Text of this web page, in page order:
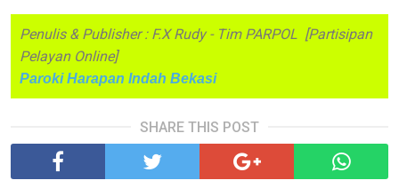
Penulis & Publisher : F.X Rudy - Tim PARPOL [Partisipan
Pelayan Online]
Paroki Harapan Indah Bekasi
SHARE THIS POST